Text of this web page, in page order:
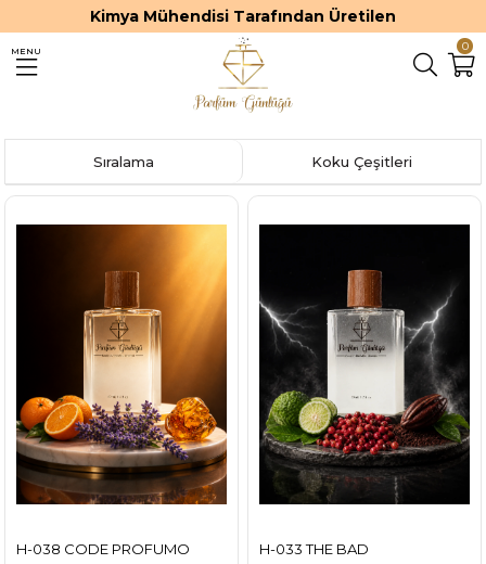
Kimya Mühendisi Tarafından Üretilen
0
MENU
Koku Çeşitleri
Sıralama
H-038 CODE PROFUMO H-033 THE BAD